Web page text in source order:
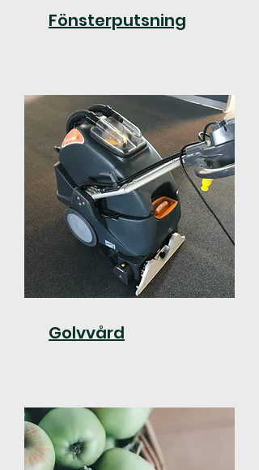
Fönsterputsning
Golvvård